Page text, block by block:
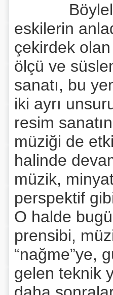
Böylelikle
eskilerin
çekirdek
ölçü ve
sanatı, bu
iki ayrı
resim
müziği de
halinde
müzik,
perspektif
O halde
prensibi,
“nağme”ye,
gelen teknik